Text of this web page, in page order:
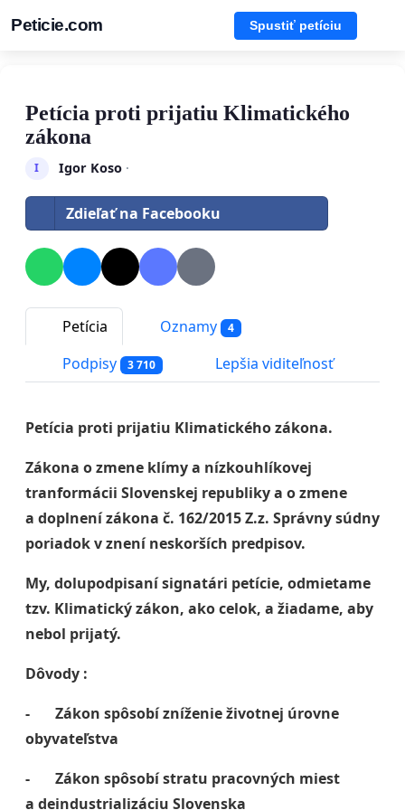
Peticie.com Spustiť petíciu
Petícia proti prijatiu Klimatického
zákona
I Igor Koso·
Zdieľať na Facebooku
Petícia Oznamy 4
Podpisy 3 710 Lepšia viditeľnosť
Petícia proti prijatiu Klimatického zákona.
Zákona o zmene klímy a nízkouhlíkovej
tranformácii Slovenskej republiky a o zmene
a doplnení zákona č. 162/2015 Z.z. Správny súdny
poriadok v znení neskorších predpisov.
My, dolupodpisaní signatári petície, odmietame
tzv. Klimatický zákon, ako celok, a žiadame, aby
nebol prijatý.
Dôvody :
- Zákon spôsobí zníženie životnej úrovne
obyvateľstva
- Zákon spôsobí stratu pracovných miest
a deindustrializáciu Slovenska